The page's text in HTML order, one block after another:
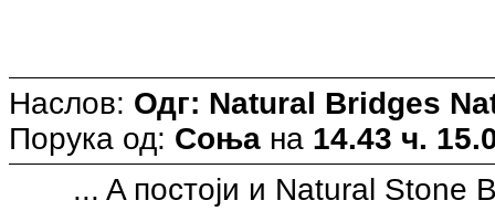
Наслов: Одг: Natural Bridges
Порука од: Соња на 14.43 ч.
... A постоји и Natural Stone